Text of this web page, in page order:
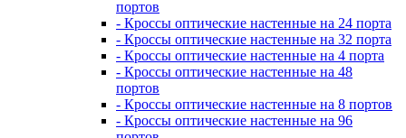
портов
- Кроссы оптические настенные на 24 порта
- Кроссы оптические настенные на 32 порта
- Кроссы оптические настенные на 4 порта
- Кроссы оптические настенные на 48
портов
- Кроссы оптические настенные на 8 портов
- Кроссы оптические настенные на 96